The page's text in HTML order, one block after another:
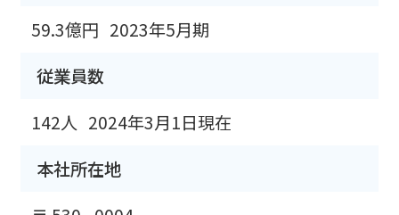
59.3億円 2023年5月期
従業員数
142人 2024年3月1日現在
本社所在地